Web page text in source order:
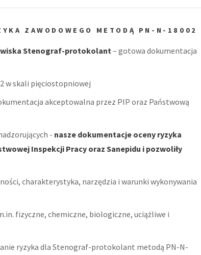
ZAWODOWEGO METODĄ PN-N-18002
Stenograf-protokolant– gotowa dokumentacja
w skali pięciostopniowej
akceptowalna przez PIP oraz Państwową
- nasze dokumentacje oceny ryzyka
Inspekcji Pracy oraz Sanepidu i pozwoliły
charakterystyka, narzędzia i warunki wykonywania
fizyczne, chemiczne, biologiczne, uciążliwe i
ryzyka dla Stenograf-protokolant metodą PN-N-